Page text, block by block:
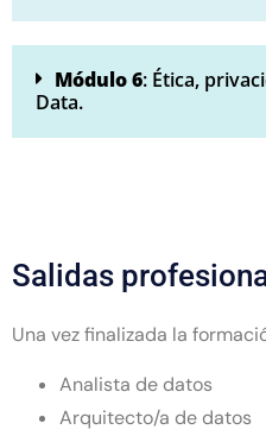
Módulo 6: Ética,
Data.
Salidas
Una vez finalizada la
Analista de datos
Arquitecto/a de datos